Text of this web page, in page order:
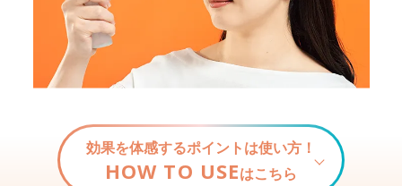
効果を体感するポイントは使い方！
HOW TO USEはこちら